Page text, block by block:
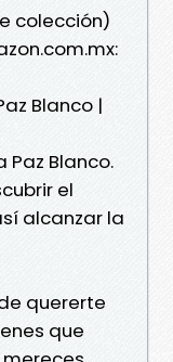
colección)
Blanco |
Paz Blanco.
el
alcanzar la
quererte
que